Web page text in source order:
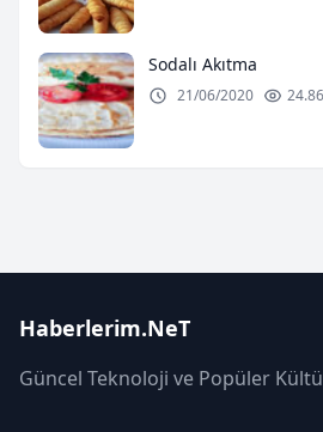
Sodalı Akıtma
21/06/2020
Haberlerim.NeT
Güncel Teknoloji ve Popüler